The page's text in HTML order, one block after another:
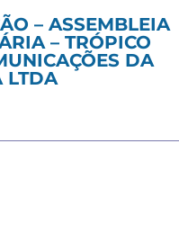
– ASSEMBLEIA
– TRÓPICO
DA
LTDA